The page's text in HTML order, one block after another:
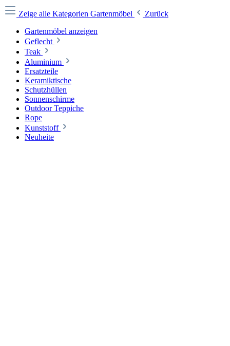
Zeige alle Kategorien Gartenmöbel
Zurück
Gartenmöbel anzeigen
Geflecht
Teak
Aluminium
Ersatzteile
Keramiktische
Schutzhüllen
Sonnenschirme
Outdoor Teppiche
Rope
Kunststoff
Neuheite